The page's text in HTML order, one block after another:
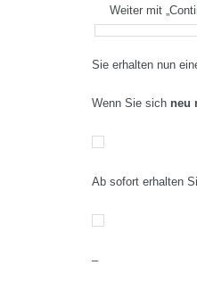
Weiter mit
Sie erhalten nun
Wenn Sie sich neu
Ab sofort erhalten
–